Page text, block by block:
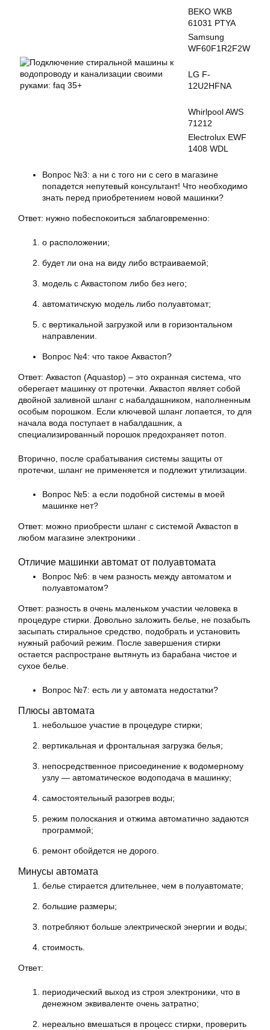
BEKO WKB
61031 PTYA
Samsung
WF60F1R2F2W
LG F-
12U2HFNA
Whirlpool AWS
71212
Electrolux EWF
1408 WDL
Вопрос №3: а ни с того ни с сего в магазине
попадется непутевый консультант! Что необходимо
знать перед приобретением новой машинки?
Ответ: нужно побеспокоиться заблаговременно:
о расположении;
будет ли она на виду либо встраиваемой;
модель с Aквастопом либо без него;
автоматичскую модель либо полуавтомат;
с вертикальной загрузкой или в горизонтальном
направлении.
Вопрос №4: что такое Aквастоп?
Ответ: Аквастоп (Aquastop) – это охранная система, что
оберегает машинку от протечки. Аквастоп являет собой
двойной заливной шланг с набалдашником, наполненным
особым порошком. Если ключевой шланг лопается, то для
начала вода поступает в набалдашник, а
специализированный порошок предохраняет потоп.
Вторично, после срабатывания системы защиты от
протечки, шланг не применяется и подлежит утилизации.
Вопрос №5: а если подобной системы в моей
машинке нет?
Ответ: можно приобрести шланг с системой Аквастоп в
любом магазине электроники .
Отличие машинки автомат от полуавтомата
Вопрос №6: в чем разность между автоматом и
полуавтоматом?
Ответ: разность в очень маленьком участии человека в
процедуре стирки. Довольно заложить белье, не позабыть
засыпать стиральное средство, подобрать и установить
нужный рабочий режим. После завершения стирки
остается распростране вытянуть из барабана чистое и
сухое белье.
Вопрос №7: есть ли у автомата недостатки?
Плюсы автомата
небольшое участие в процедуре стирки;
вертикальная и фронтальная загрузка белья;
непосредственное присоединение к водомерному
узлу — автоматическое водоподача в машинку;
самостоятельный разогрев воды;
режим полоскания и отжима автоматично задаются
программой;
ремонт обойдется не дорого.
Минусы автомата
белье стирается длительнее, чем в полуавтомате;
большие размеры;
потребляют больше электрической энергии и воды;
стоимость.
Ответ:
периодический выход из строя электроники, что в
денежном эквиваленте очень затратно;
нереально вмешаться в процесс стирки, проверить